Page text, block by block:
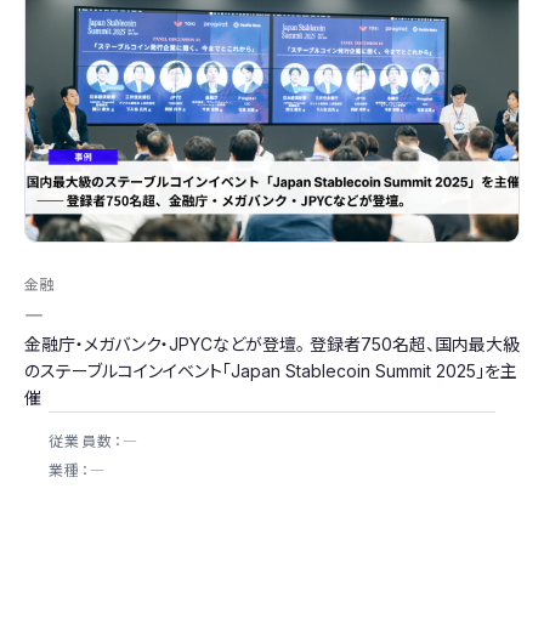
金融
―
金融庁・メガバンク・JPYCなどが登壇。 登録者750名超、国内最大級
のステーブルコインイベント「Japan Stablecoin Summit 2025」を主
催
従業員数：―
業種：―